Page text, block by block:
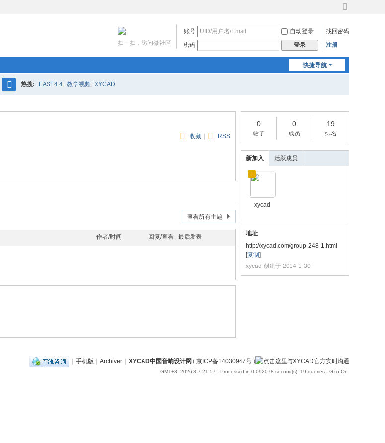
切
到
账号 自动登录
找回密码
密码
登录 注册
扫一扫，访问微社区
快捷导航
索
热搜: EASE4.4 教学视频 XYCAD
收藏
RSS
查看所有主题
作者/时间 回复/查看 最后发表
0
帖子
0
成员
19
排名
新加入 活跃成员
xycad
地址
http://xycad.com/group-248-1.html
[复制 ]
xycad 创建于 2014-1-30
| 手机版 | Archiver | XYCAD中国音响设计网 ( 京ICP备14030947号 )
GMT+8, 2026-8-7 21:57 , Processed in 0.092078 second(s), 19 queries , Gzip On.